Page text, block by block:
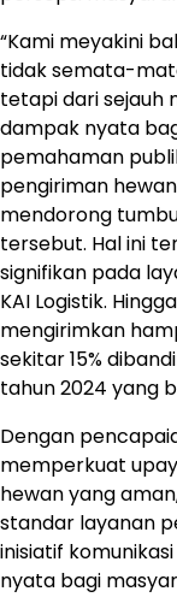
“Kami meyakini
tidak semata-
tetapi dari sejauh
dampak nyata
pemahaman
pengiriman
mendorong
tersebut. Hal ini
signifikan pada
KAI Logistik.
mengirimkan
sekitar 15%
tahun 2024 yang
Dengan
memperkuat
hewan yang
standar layanan
inisiatif
nyata bagi